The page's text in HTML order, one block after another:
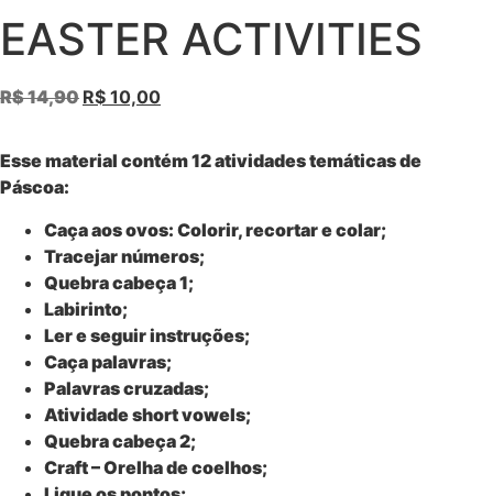
EASTER ACTIVITIES
R$14,90 R$ 10,00
Esse material contém 12 atividades temáticas de
Páscoa:
Caça aos ovos: Colorir, recortar e colar;
Tracejar números;
Quebra cabeça 1;
Labirinto;
Ler e seguir instruções;
Caça palavras;
Palavras cruzadas;
Atividade short vowels;
Quebra cabeça 2;
Craft – Orelha de coelhos;